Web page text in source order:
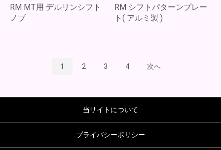
RM MT用 デルリンシフト
ノブ
RM シフトパターンプレー
ト( アルミ製 )
1 2 3 4 次へ
当サイトについて
プライバシーポリシー